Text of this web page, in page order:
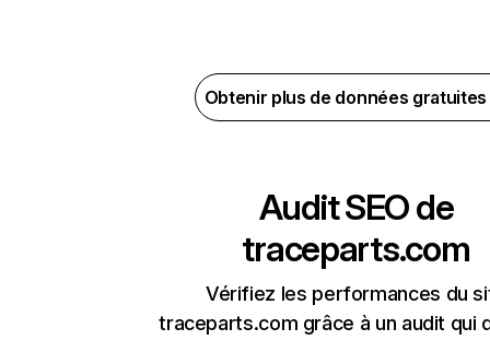
Obtenir plus de données
Audit SEO de
traceparts.com
Vérifiez les performances du
traceparts.com grâce à un audit qui